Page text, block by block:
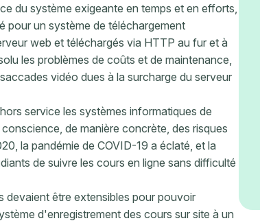
du système exigeante en temps et en efforts,
un système de téléchargement
web et téléchargés via HTTP au fur et à
les problèmes de coûts et de maintenance,
vidéo dues à la surcharge du serveur
service les systèmes informatiques de
de manière concrète, des risques
la pandémie de COVID-19 a éclaté, et la
de suivre les cours en ligne sans difficulté
devaient être extensibles pour pouvoir
d'enregistrement des cours sur site à un